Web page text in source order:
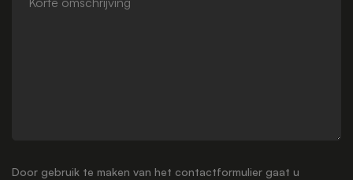
omschrijving
Door gebruik te maken van het contactformulier gaat u